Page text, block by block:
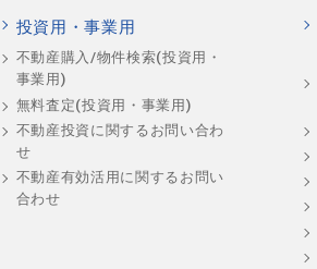
投資用・事業用
不動産購入/物件検索(投資用・
事業用)
無料査定(投資用・事業用)
不動産投資に関するお問い合わ
せ
不動産有効活用に関するお問い
合わせ